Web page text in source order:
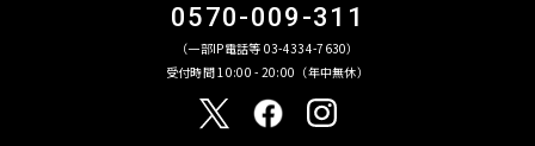
0570-009-311
（一部IP電話等 03-4334-7630）
受付時間 10:00 - 20:00（年中無休）